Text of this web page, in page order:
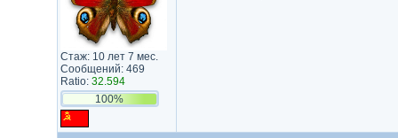
Стаж: 10 лет 7 мес.
Сообщений: 469
Ratio: 32.594
100%